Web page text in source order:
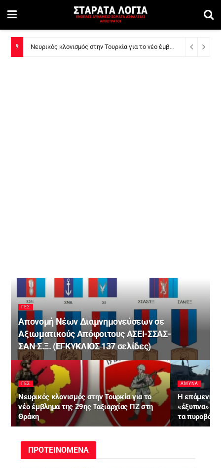
Η επόμενη μέρα για το Πυροβολικό: Νέα «έξυπνα» και φονικά βλήματα ακριβείας για τα πυροβόλα 155 χιλιοστών
ΓΕΣ
Απονομή Νέων Διαμνημονεύσεων σε
Αξιωματικούς Απόφοιτους ΑΣΕΙ-ΣΣΑΣ-
ΣΑΝ Σ.Ξ. (ΕΓΚΥΚΛΙΟΣ 137 σελίδες)
ΓΕΣ
Νευρικός κλονισμός στην Τουρκία για το
νέο έμβλημα της 29ης Ταξιαρχίας ΠΖ στη
Θράκη
ΑΜΥΝΑ
Η επόμενη
«έξυπνα»
τα πυροβόλα
ΠΡΟΤΕΙΝΟΜΕΝA